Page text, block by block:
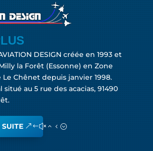
DESIGN créée en 1993 et
la Forêt (Essonne) en Zone
Chênet depuis janvier 1998.
situé au 5 rue des acacias, 91490
SUITE